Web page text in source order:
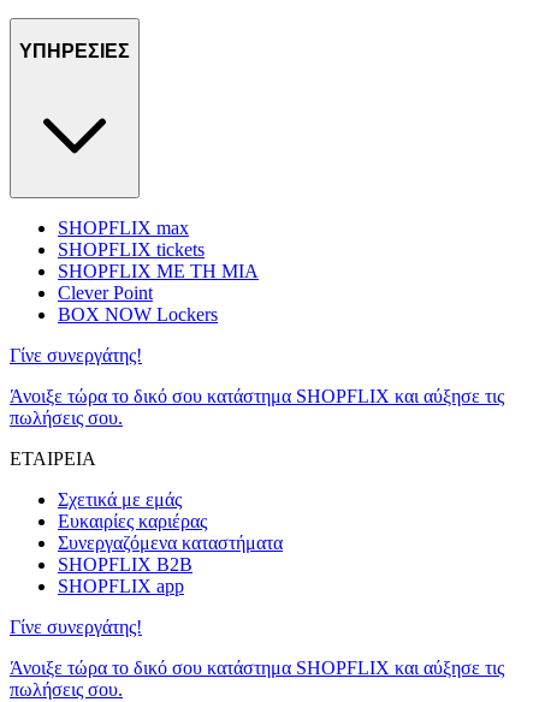
ΥΠΗΡΕΣΙΕΣ
SHOPFLIX max
SHOPFLIX tickets
SHOPFLIX ΜΕ ΤΗ ΜΙΑ
Clever Point
BOX NOW Lockers
Γίνε συνεργάτης!
Άνοιξε τώρα το δικό σου κατάστημα SHOPFLIX και αύξησε τις
πωλήσεις σου.
ΕΤΑΙΡΕΙΑ
Σχετικά με εμάς
Ευκαιρίες καριέρας
Συνεργαζόμενα καταστήματα
SHOPFLIX B2B
SHOPFLIX app
Γίνε συνεργάτης!
Άνοιξε τώρα το δικό σου κατάστημα SHOPFLIX και αύξησε τις
πωλήσεις σου.